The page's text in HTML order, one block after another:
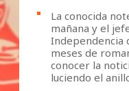
La conocida
mañana y el
Independencia
meses de
conocer la
luciendo el